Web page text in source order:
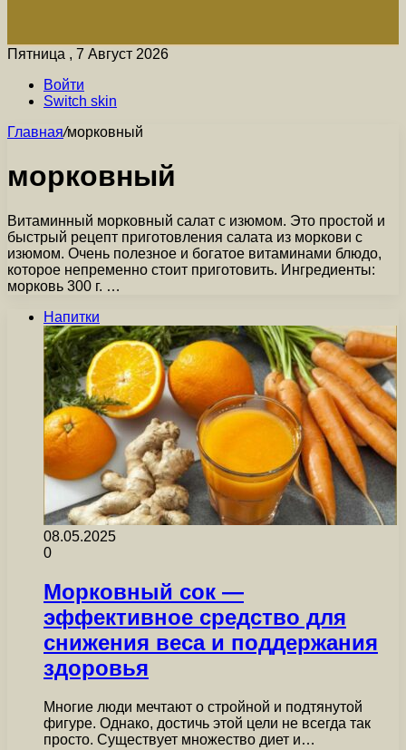
Пятница , 7 Август 2026
Войти
Switch skin
Главная/морковный
морковный
Витаминный морковный салат с изюмом. Это простой и
быстрый рецепт приготовления салата из моркови с
изюмом. Очень полезное и богатое витаминами блюдо,
которое непременно стоит приготовить. Ингредиенты:
морковь 300 г. …
Напитки
08.05.2025
0
Морковный сок —
эффективное средство для
снижения веса и поддержания
здоровья
Многие люди мечтают о стройной и подтянутой
фигуре. Однако, достичь этой цели не всегда так
просто. Существует множество диет и…